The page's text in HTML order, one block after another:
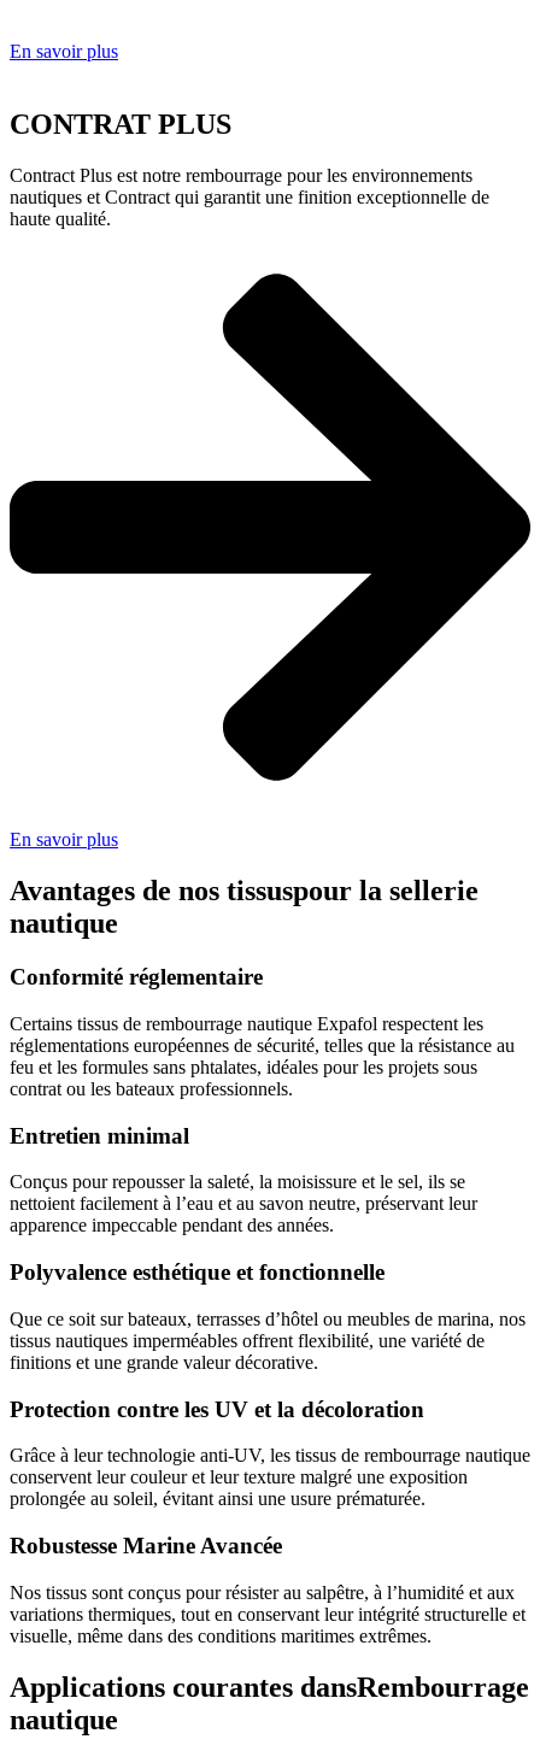
En savoir plus
CONTRAT PLUS
Contract Plus est notre rembourrage pour les environnements
nautiques et Contract qui garantit une finition exceptionnelle de
haute qualité.
En savoir plus
Avantages de nos tissuspour la sellerie
nautique
Conformité réglementaire
Certains tissus de rembourrage nautique Expafol respectent les
réglementations européennes de sécurité, telles que la résistance au
feu et les formules sans phtalates, idéales pour les projets sous
contrat ou les bateaux professionnels.
Entretien minimal
Conçus pour repousser la saleté, la moisissure et le sel, ils se
nettoient facilement à l’eau et au savon neutre, préservant leur
apparence impeccable pendant des années.
Polyvalence esthétique et fonctionnelle
Que ce soit sur bateaux, terrasses d’hôtel ou meubles de marina, nos
tissus nautiques imperméables offrent flexibilité, une variété de
finitions et une grande valeur décorative.
Protection contre les UV et la décoloration
Grâce à leur technologie anti-UV, les tissus de rembourrage nautique
conservent leur couleur et leur texture malgré une exposition
prolongée au soleil, évitant ainsi une usure prématurée.
Robustesse Marine Avancée
Nos tissus sont conçus pour résister au salpêtre, à l’humidité et aux
variations thermiques, tout en conservant leur intégrité structurelle et
visuelle, même dans des conditions maritimes extrêmes.
Applications courantes dansRembourrage
nautique